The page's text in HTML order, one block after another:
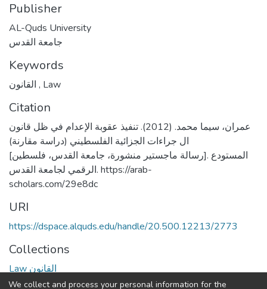
Publisher
AL-Quds University
جامعة القدس
Keywords
, Law
Citation
عمران، سيما محمد. (2012). تنفيذ عقوبة الإعدام في ظل قانون
ال جراءات الجزائية الفلسطيني (دراسة مقارنة)
[رسالة ماجستير منشورة، جامعة القدس، فلسطين]. المستودع
الرقمي لجامعة القدس. https://arab-
scholars.com/29e8dc
URI
https://dspace.alquds.edu/handle/20.500.12213/2773
Collections
Law القانون
We collect and process your personal information for the